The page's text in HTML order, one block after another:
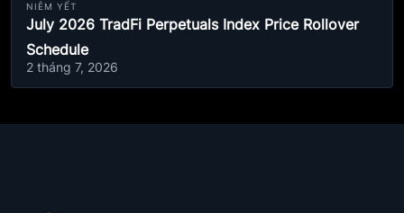
NIÊM YẾT
July 2026 TradFi Perpetuals Index Price Rollover
Schedule
2 tháng 7, 2026